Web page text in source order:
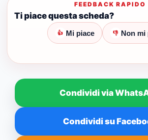
FEEDBACK RAPIDO
Ti piace questa scheda?
👍 Mi piace 👎 Non mi
Condividi via
Condividi su